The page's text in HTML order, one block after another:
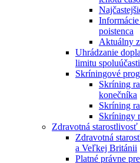
poistenca
Aktuálny
Uhrádzanie
limitu
Skríningové
Skríning
konečníka
Skríning
Skríningy
Zdravotná
Zdravotná
a Veľkej Británii
Platné právne